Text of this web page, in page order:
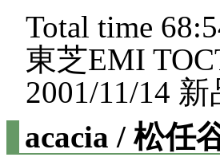
Total time
東芝EMI
2001/11/14 新
acacia / 松任